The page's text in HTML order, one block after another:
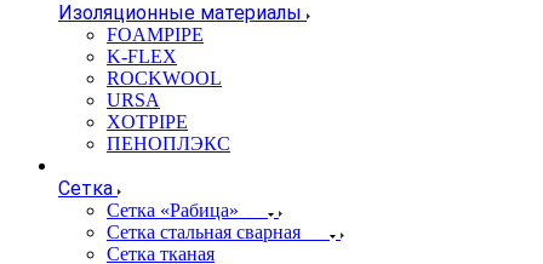
Изоляционные материалы
FOAMPIPE
K-FLEX
ROCKWOOL
URSA
XOTPIPE
ПЕНОПЛЭКС
Сетка
Сетка «Рабица»
Сетка стальная сварная
Сетка тканая